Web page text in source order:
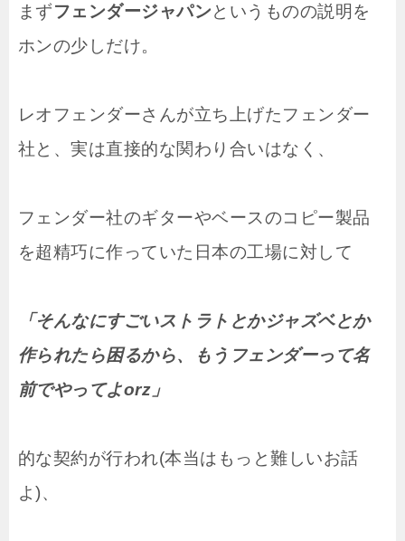
まずフェンダージャパンというものの説明を
ホンの少しだけ。
レオフェンダーさんが立ち上げたフェンダー
社と、実は直接的な関わり合いはなく、
フェンダー社のギターやベースのコピー製品
を超精巧に作っていた日本の工場に対して
「そんなにすごいストラトとかジャズベとか
作られたら困るから、もうフェンダーって名
前でやってよorz」
的な契約が行われ(本当はもっと難しいお話
よ)、